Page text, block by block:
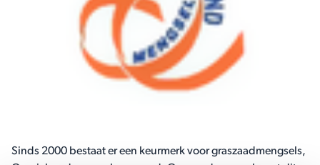
Sinds 2000 bestaat er een keurmerk voor graszaadmengsels,